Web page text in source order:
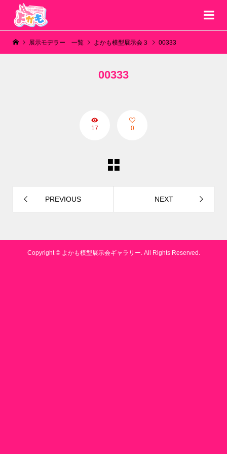
展示モデラー 一覧 よかも模型展示会３ 00333
00333
17 0
PREVIOUS NEXT
Copyright ©よかも模型展示会ギャラリー. All Rights Reserved.